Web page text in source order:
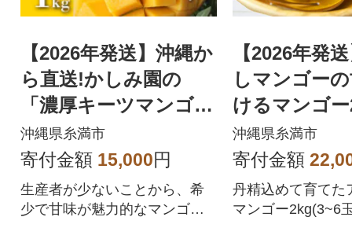
【2026年発送】沖縄か
ら直送!かしみ園の
「濃厚キーツマンゴ
ー」1kg
沖縄県糸満市
寄付金額 15,000円
生産者が少ないことから、希
少で甘味が魅力的なマンゴー
【2026年発
しマンゴー
けるマンゴ
用)
沖縄県糸満市
寄付金額
丹精込めて育てた
マンゴー2kg(3~6